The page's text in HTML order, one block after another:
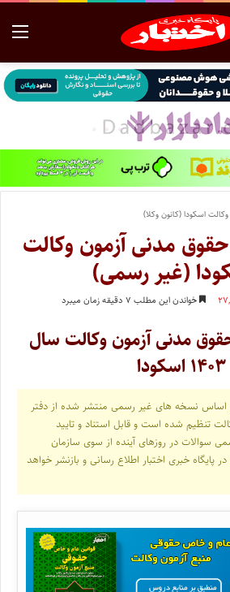
وکالت اسکودا (کانون وکلا)
مدنی آزمون وکالت
خواندن این مطلب ۷ دقیقه زمان میبرد
مدنی آزمون وکالت سال
۱۴۰۳ اسکودا
اساس نسخه های غیر رسمی منتشر شده از دفتر
تنظیم شده است و قابل استناد و تایید
سوالات در روزهای آینده از سوی سازمان
خبری اختبار اطلاع رسانی و بازنشر خواهد